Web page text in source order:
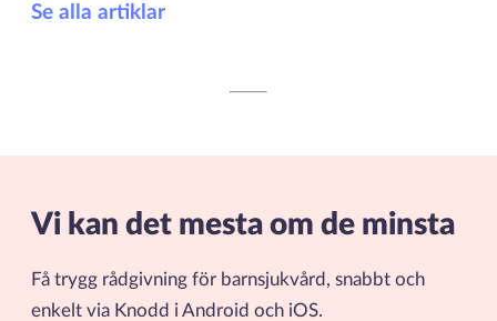
Se alla artiklar
Vi kan det mesta om de minsta
Få trygg rådgivning för barnsjukvård, snabbt och
enkelt via Knodd i Android och iOS.